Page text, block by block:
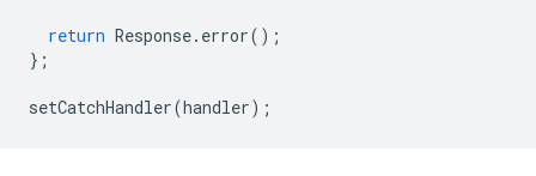
return Response. error();
};
setCatchHandler(handler);